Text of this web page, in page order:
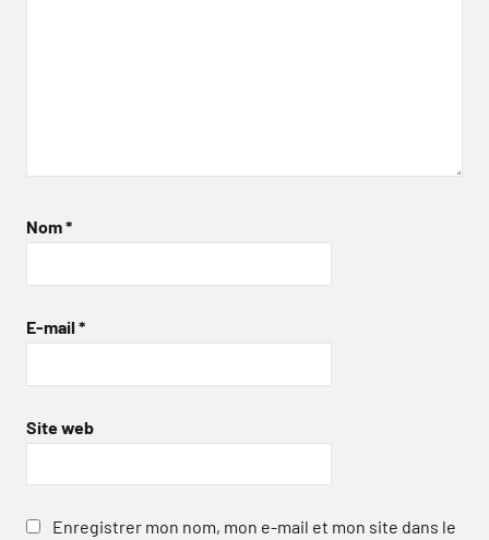
Nom*
E-mail *
Site web
Enregistrer mon nom, mon e-mail et mon site dans le